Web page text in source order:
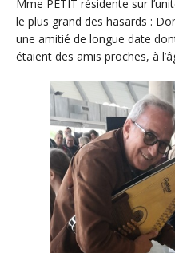
Mme PETIT résidente sur
le plus grand des hasards :
une amitié de longue date
étaient des amis proches, à